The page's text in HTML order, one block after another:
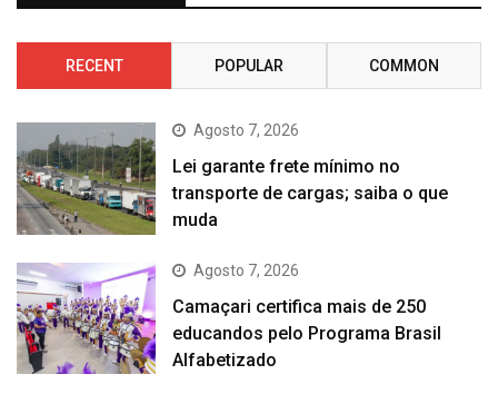
RECENT POPULAR COMMON
Agosto 7, 2026
Lei garante frete mínimo no
transporte de cargas; saiba o que
muda
Agosto 7, 2026
Camaçari certifica mais de 250
educandos pelo Programa Brasil
Alfabetizado